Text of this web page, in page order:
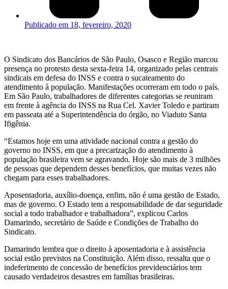
Publicado em 18, fevereiro, 2020
O Sindicato dos Bancários de São Paulo, Osasco e Região marcou
presença no protesto desta sexta-feira 14, organizado pelas centrais
sindicais em defesa do INSS e contra o sucateamento do
atendimento à população. Manifestações ocorreram em todo o país.
Em São Paulo, trabalhadores de diferentes categorias se reuniram
em frente à agência do INSS na Rua Cel. Xavier Toledo e partiram
em passeata até a Superintendência do órgão, no Viaduto Santa
Ifigênia.
“Estamos hoje em uma atividade nacional contra a gestão do
governo no INSS, em que a precarização do atendimento à
população brasileira vem se agravando. Hoje são mais de 3 milhões
de pessoas que dependem desses benefícios, que muitas vezes não
chegam para esses trabalhadores.
Aposentadoria, auxílio-doença, enfim, não é uma gestão de Estado,
mas de governo. O Estado tem a responsabilidade de dar seguridade
social a todo trabalhador e trabalhadora”, explicou Carlos
Damarindo, secretário de Saúde e Condições de Trabalho do
Sindicato.
Damarindo lembra que o direito à aposentadoria e à assistência
social estão previstos na Constituição. Além disso, ressalta que o
indeferimento de concessão de benefícios previdenciários tem
causado verdadeiros desastres em famílias brasileiras.